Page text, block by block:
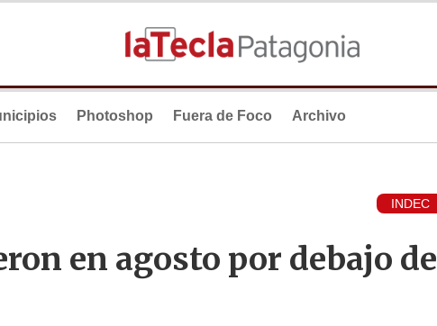
Photoshop Fuera de Foco Archivo
INDEC
en agosto por debajo de